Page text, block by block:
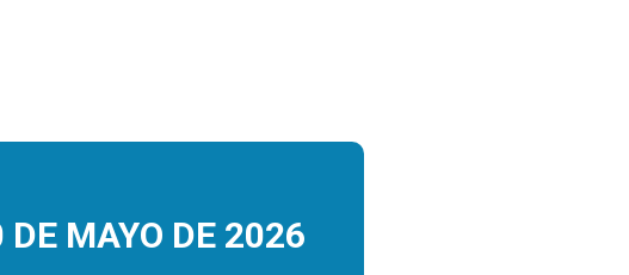
DE MAYO DE 2026